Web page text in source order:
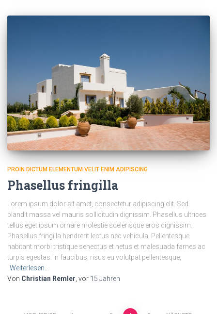
PROIN DICTUM ELEMENTUM VELIT ENIM ADIPISCING
Phasellus fringilla
Lorem ipsum dolor sit amet, consectetur adipiscing elit. Sed
blandit massa vel mauris sollicitudin dignissim. Phasellus ultrices
tellus eget ipsum ornare molestie scelerisque eros dignissim.
Phasellus fringilla hendrerit lectus nec vehicula. Pellentesque
habitant morbi tristique senectus et netus et malesuada fames ac
turpis egestas. In faucibus, risus eu volutpat pellentesque,
Weiterlesen…
Von Christian Remler, vor 15 Jahren